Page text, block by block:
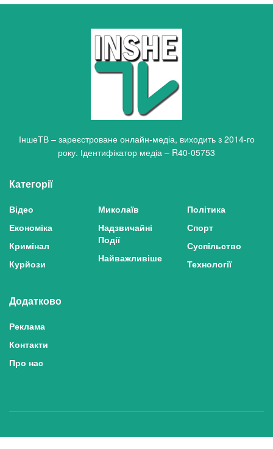
ІншеТВ – зареєстроване онлайн-медіа, виходить з 2014-го
року. Ідентифікатор медіа – R40-05753
Категорії
Відео
Економіка
Кримінал
Курйози
Миколаїв
Надзвичайні
Події
Найважливіше
Політика
Спорт
Суспільство
Технології
Додатково
Реклама
Контакти
Про нас
Політика конфіденційності та захисту персональних даних